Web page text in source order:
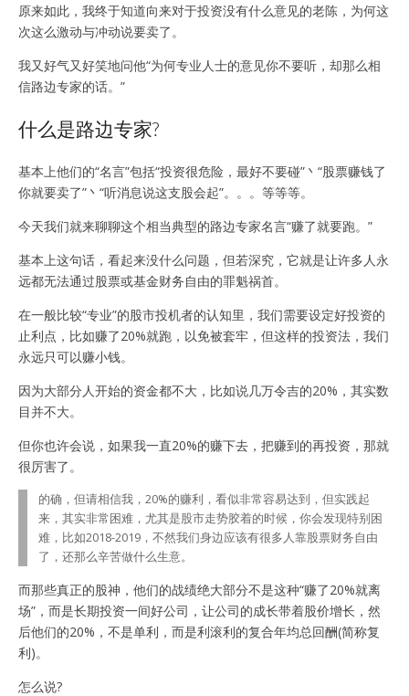
原来如此，我终于知道向来对于投资没有什么意见的老陈，为何这
次这么激动与冲动说要卖了。
我又好气又好笑地问他“为何专业人士的意见你不要听，却那么相
信路边专家的话。”
什么是路边专家?
基本上他们的“名言”包括“投资很危险，最好不要碰”丶“股票赚钱了
你就要卖了”丶“听消息说这支股会起”。。。等等等。
今天我们就来聊聊这个相当典型的路边专家名言“赚了就要跑。”
基本上这句话，看起来没什么问题，但若深究，它就是让许多人永
远都无法通过股票或基金财务自由的罪魁祸首。
在一般比较“专业”的股市投机者的认知里，我们需要设定好投资的
止利点，比如赚了20%就跑，以免被套牢，但这样的投资法，我们
永远只可以赚小钱。
因为大部分人开始的资金都不大，比如说几万令吉的20%，其实数
目并不大。
但你也许会说，如果我一直20%的赚下去，把赚到的再投资，那就
很厉害了。
的确，但请相信我，20%的赚利，看似非常容易达到，但实践起
来，其实非常困难，尤其是股市走势胶着的时候，你会发现特别困
难，比如2018-2019，不然我们身边应该有很多人靠股票财务自由
了，还那么辛苦做什么生意。
而那些真正的股神，他们的战绩绝大部分不是这种“赚了20%就离
场”，而是长期投资一间好公司，让公司的成长带着股价增长，然
后他们的20%，不是单利，而是利滚利的复合年均总回酬(简称复
利)。
怎么说?